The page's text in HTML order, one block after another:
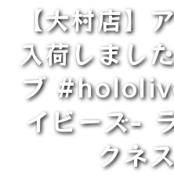
【大村店】
入荷しまし
ブ
イビーズ-
クネ